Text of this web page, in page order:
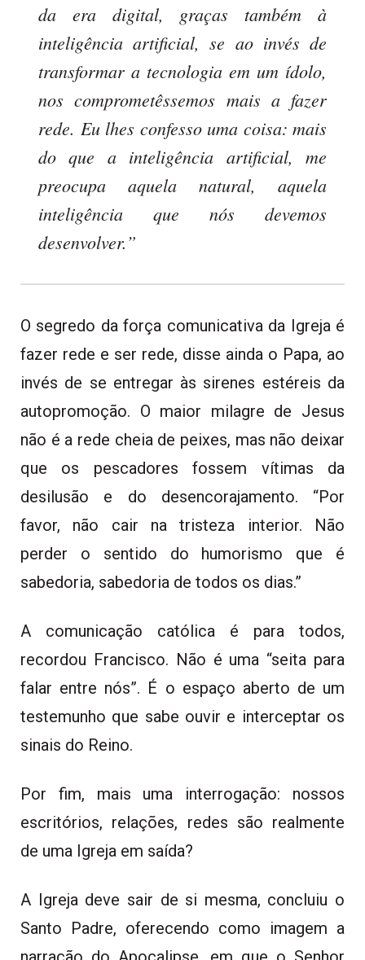
da era digital, graças também à
inteligência artificial, se ao invés de
transformar a tecnologia em um ídolo,
nos comprometêssemos mais a fazer
rede. Eu lhes confesso uma coisa: mais
do que a inteligência artificial, me
preocupa aquela natural, aquela
inteligência que nós devemos
desenvolver.”
O segredo da força comunicativa da Igreja é
fazer rede e ser rede, disse ainda o Papa, ao
invés de se entregar às sirenes estéreis da
autopromoção. O maior milagre de Jesus
não é a rede cheia de peixes, mas não deixar
que os pescadores fossem vítimas da
desilusão e do desencorajamento. “Por
favor, não cair na tristeza interior. Não
perder o sentido do humorismo que é
sabedoria, sabedoria de todos os dias.”
A comunicação católica é para todos,
recordou Francisco. Não é uma “seita para
falar entre nós”. É o espaço aberto de um
testemunho que sabe ouvir e interceptar os
sinais do Reino.
Por fim, mais uma interrogação: nossos
escritórios, relações, redes são realmente
de uma Igreja em saída?
A Igreja deve sair de si mesma, concluiu o
Santo Padre, oferecendo como imagem a